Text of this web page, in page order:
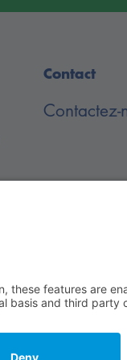
Contact
Contactez-